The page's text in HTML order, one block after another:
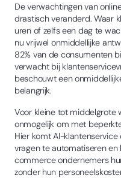
De verwachtingen van
drastisch veranderd. Waar
uren of zelfs een dag te
nu vrijwel onmiddellijke
82% van de consumenten
verwacht bij
beschouwt een
belangrijk.
Voor kleine tot middelgrote
onmogelijk om met
Hier komt AI-
vragen te automatiseren
commerce ondernemers
zonder hun